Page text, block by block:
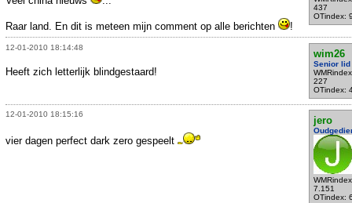
437
OTindex:
Raar land. En dit is meteen mijn comment op alle berichten !
12-01-2010 18:14:48
wim26
Senior lid
227
OTindex:
Heeft zich letterlijk blindgestaard!
12-01-2010 18:15:16
jero
7.151
OTindex:
vier dagen perfect dark zero gespeelt